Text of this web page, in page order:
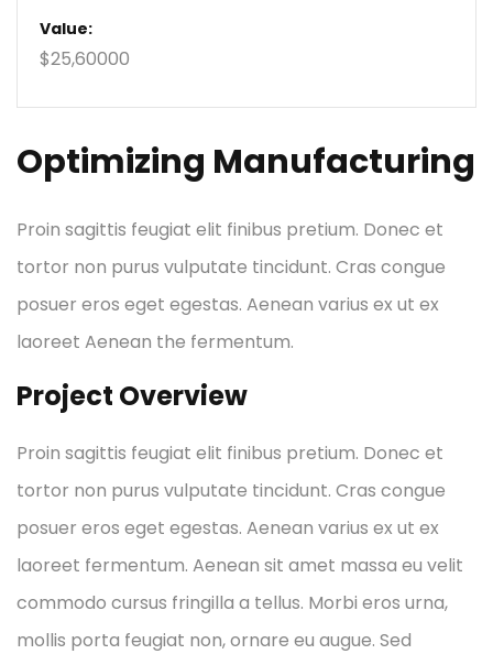
Value:
$25,60000
Optimizing Manufacturing
Proin sagittis feugiat elit finibus pretium. Donec et
tortor non purus vulputate tincidunt. Cras congue
posuer eros eget egestas. Aenean varius ex ut ex
laoreet Aenean the fermentum.
Project Overview
Proin sagittis feugiat elit finibus pretium. Donec et
tortor non purus vulputate tincidunt. Cras congue
posuer eros eget egestas. Aenean varius ex ut ex
laoreet fermentum. Aenean sit amet massa eu velit
commodo cursus fringilla a tellus. Morbi eros urna,
mollis porta feugiat non, ornare eu augue. Sed